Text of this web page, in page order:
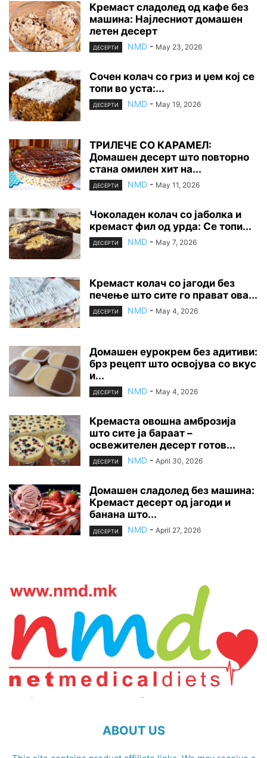
Кремаст сладолед од кафе без
машина: Најлесниот домашен
летен десерт
ДЕСЕРТИ NMD - May 23, 2026
Сочен колач со гриз и џем кој се
топи во уста:...
ДЕСЕРТИ NMD - May 19, 2026
ТРИЛЕЧЕ СО КАРАМЕЛ:
Домашен десерт што повторно
стана омилен хит на...
ДЕСЕРТИ NMD - May 11, 2026
Чоколаден колач со јаболка и
кремаст фил од урда: Се топи...
ДЕСЕРТИ NMD - May 7, 2026
Кремаст колач со јагоди без
печење што сите го прават ова...
ДЕСЕРТИ NMD - May 4, 2026
Домашен еурокрем без адитиви:
брз рецепт што освојува со вкус
и...
ДЕСЕРТИ NMD - May 4, 2026
Кремаста овошна амброзија
што сите ја бараат –
освежителен десерт готов...
ДЕСЕРТИ NMD - April 30, 2026
Домашен сладолед без машина:
Кремаст десерт од јагоди и
банана што...
ДЕСЕРТИ NMD - April 27, 2026
ABOUT US